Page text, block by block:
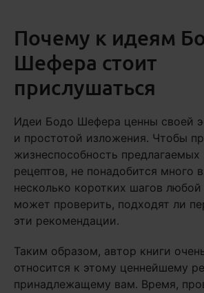
Почему к идеям
Шефера стоит
прислушаться
Идеи Бодо Шефера ценны своей
и простотой изложения. Чтобы
жизнеспособность
рецептов, не понадобится много
несколько коротких шагов
может проверить, подходят ли
эти рекомендации.
Таким образом, автор книги
относится к этому ценнейшему
принадлежащему вам. Время,